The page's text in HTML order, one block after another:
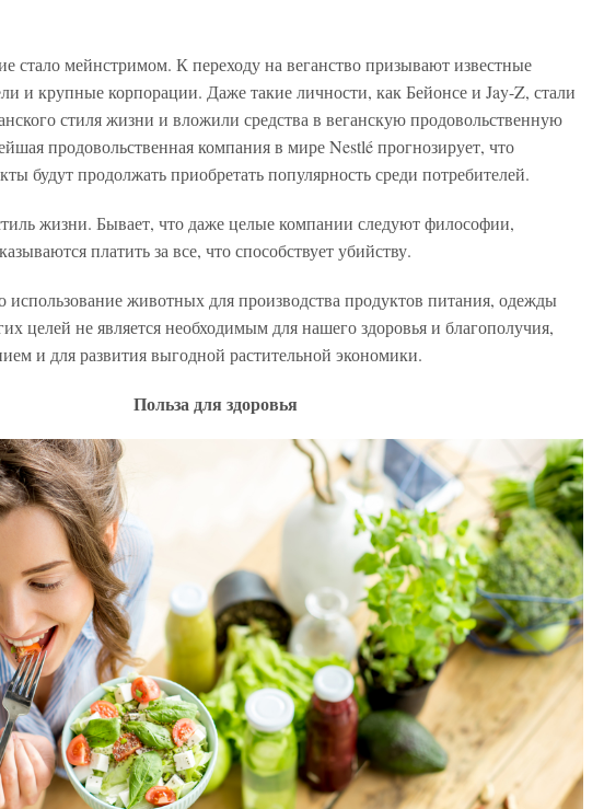
стало мейнстримом. К переходу на веганство призывают известные
и крупные корпорации. Даже такие личности, как Бейонсе и Jay-Z, стали
стиля жизни и вложили средства в веганскую продовольственную
продовольственная компания в мире Nestlé прогнозирует, что
будут продолжать приобретать популярность среди потребителей.
жизни. Бывает, что даже целые компании следуют философии,
платить за все, что способствует убийству.
использование животных для производства продуктов питания, одежды
целей не является необходимым для нашего здоровья и благополучия,
и для развития выгодной растительной экономики.
Польза для здоровья